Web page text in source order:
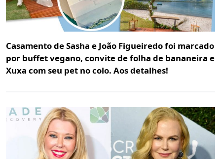
Casamento de Sasha e João Figueiredo foi marcado
por buffet vegano, convite de folha de bananeira e
Xuxa com seu pet no colo. Aos detalhes!